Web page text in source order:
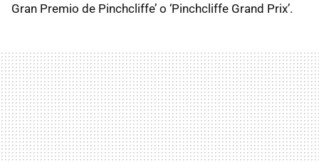
Gran Premio de Pinchcliffe’ o ‘Pinchcliffe Grand Prix’.